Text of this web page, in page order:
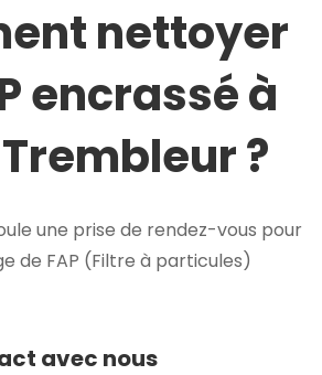
nettoyer
encrassé à
?
une prise de rendez-vous pour
de FAP (Filtre à particules)
avec nous